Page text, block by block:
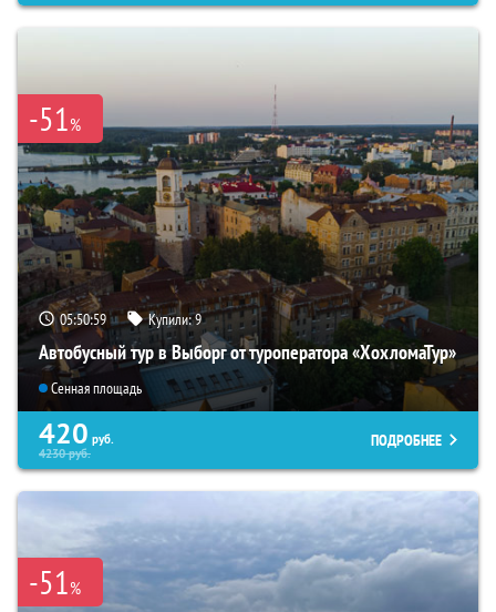
-51%
05:50:58 Купили:9
Автобусный тур в Выборг от туроператора «ХохломаТур»
Сенная площадь
420 руб.
4230руб.
ПОДРОБНЕЕ
-51%